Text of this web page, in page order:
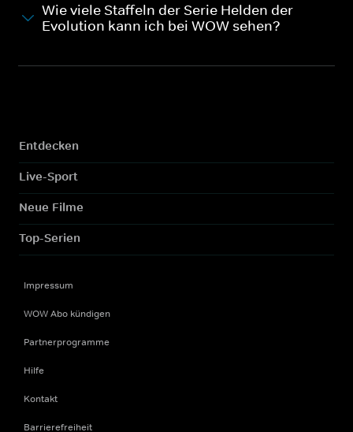
Wie viele Staffeln der Serie Helden der
Evolution kann ich bei WOW sehen?
Entdecken
Live-Sport
Neue Filme
Top-Serien
Impressum
WOW Abo kündigen
Partnerprogramme
Hilfe
Kontakt
Barrierefreiheit